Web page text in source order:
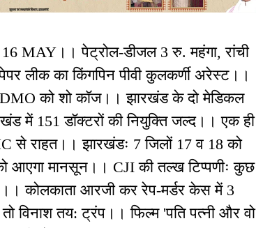
MAY।। पेट्रोल-डीजल 3 रु. महंगा, रांची
लीक का किंगपिन पीवी कुलकर्णी अरेस्ट।।
DMO को शो कॉज।। झारखंड के दो मेडिकल
में 151 डॉक्टरों की नियुक्ति जल्द।। एक ही
से राहत।। झारखंडः 7 जिलों 17 व 18 को
आएगा मानसून।। CJI की तल्ख टिप्पणीः कुछ
कोलकाता आरजी कर रेप-मर्डर केस में 3
विनाश तय: ट्रंप।। फिल्म 'पति पत्नी और वो